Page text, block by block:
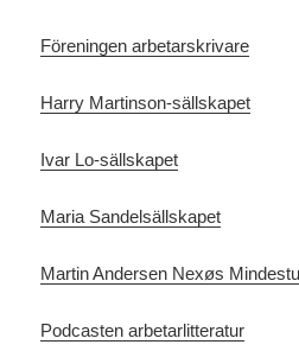
Föreningen arbetarskrivare
Harry Martinson-sällskapet
Ivar Lo-sällskapet
Maria Sandelsällskapet
Martin Andersen Nexøs
Podcasten arbetarlitteratur